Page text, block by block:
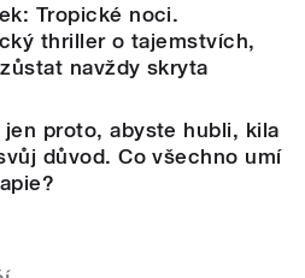
Tropické noci.
thriller o tajemstvích,
navždy skryta
jen proto, abyste hubli, kila
důvod. Co všechno umí